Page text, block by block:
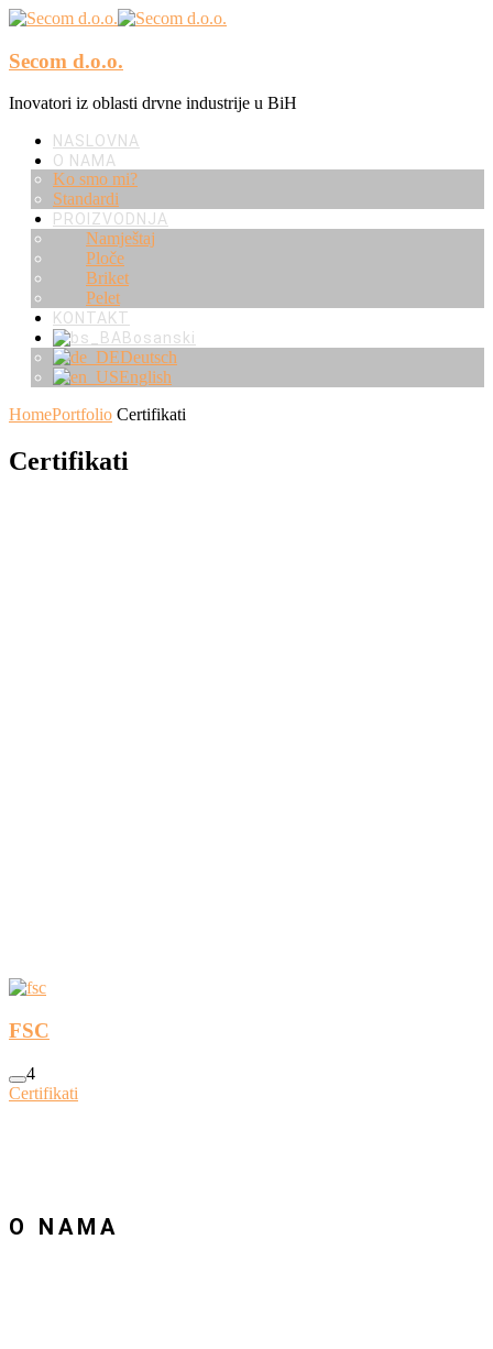
Secom d.o.o.
Inovatori iz oblasti drvne industrije u BiH
NASLOVNA
O NAMA
Ko smo mi?
Standardi
PROIZVODNJA
Namještaj
Ploče
Briket
Pelet
KONTAKT
Bosanski
Deutsch
English
HomePortfolio Certifikati
Certifikati
FSC
4
Certifikati
O NAMA